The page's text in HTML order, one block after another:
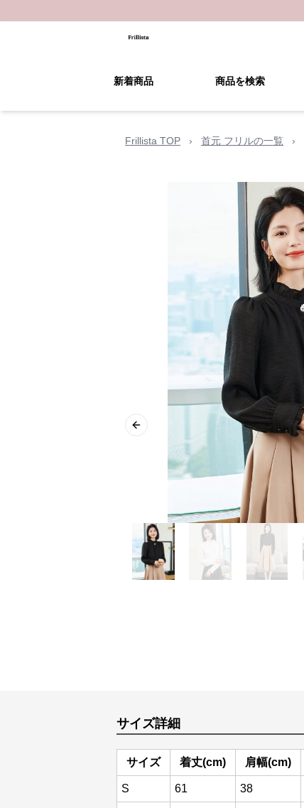
新着商品 商品を検索
Frillista TOP › 首元 フリルの一覧 ›
Previous slide
サイズ詳細
サイズ 着丈(cm) 肩幅(cm)
S 61 38